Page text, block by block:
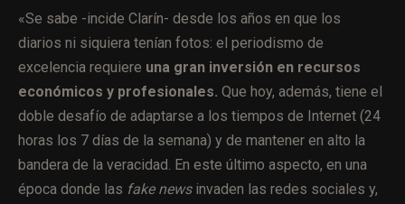
«Se sabe -incide Clarín- desde los años en que los
diarios ni siquiera tenían fotos: el periodismo de
excelencia requiere una gran inversión en recursos
económicos y profesionales. Que hoy, además, tiene el
doble desafío de adaptarse a los tiempos de Internet (24
horas los 7 días de la semana) y de mantener en alto la
bandera de la veracidad. En este último aspecto, en una
época donde las fake news invaden las redes sociales y,